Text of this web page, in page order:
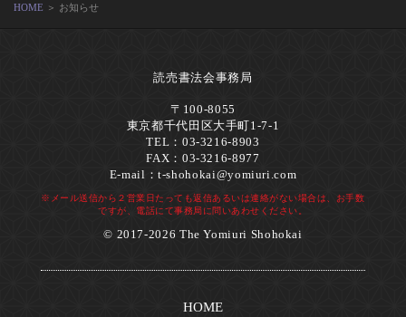
HOME ＞ お知らせ
読売書法会事務局
〒100-8055
東京都千代田区大手町1-7-1
TEL：03-3216-8903
FAX：03-3216-8977
E-mail：t-shohokai@yomiuri.com
※メール送信から２営業日たっても返信あるいは連絡がない場合は、お手数
ですが、電話にて事務局に問いあわせください。
© 2017-2026 The Yomiuri Shohokai
HOME